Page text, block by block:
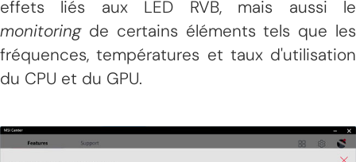
effets liés aux LED RVB, mais aussi le
monitoringde certains éléments tels que les
fréquences, températures et taux d'utilisation
du CPU et du GPU.